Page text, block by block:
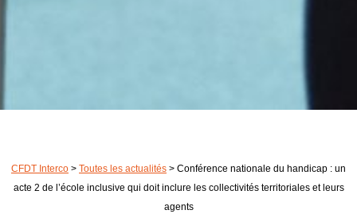
CFDT Interco > Toutes les actualités > Conférence nationale du handicap : un
acte 2 de l’école inclusive qui doit inclure les collectivités territoriales et leurs
agents